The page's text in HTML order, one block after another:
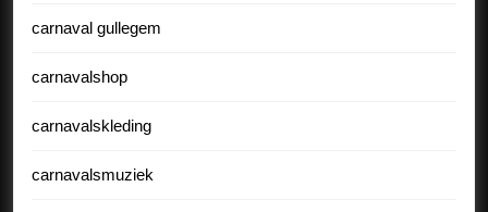
carnaval gullegem
carnavalshop
carnavalskleding
carnavalsmuziek